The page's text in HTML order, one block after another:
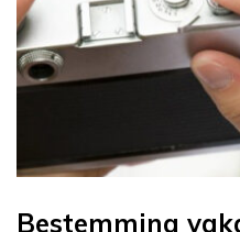
Bestemming